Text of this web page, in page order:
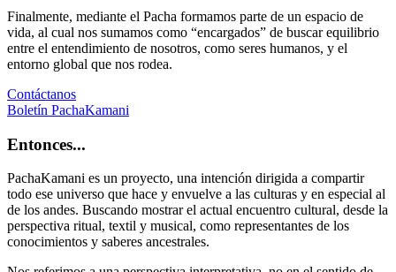
Finalmente, mediante el Pacha formamos parte de un espacio de
vida, al cual nos sumamos como “encargados” de buscar equilibrio
entre el entendimiento de nosotros, como seres humanos, y el
entorno global que nos rodea.
Contáctanos
Boletín PachaKamani
Entonces...
PachaKamani es un proyecto, una intención dirigida a compartir
todo ese universo que hace y envuelve a las culturas y en especial al
de los andes. Buscando mostrar el actual encuentro cultural, desde la
perspectiva ritual, textil y musical, como representantes de los
conocimientos y saberes ancestrales.